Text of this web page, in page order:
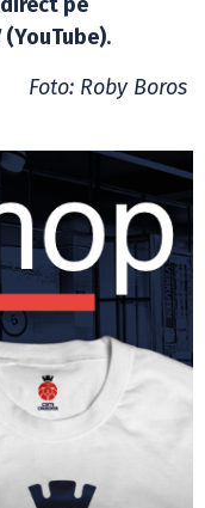
.
Foto: Roby Boros